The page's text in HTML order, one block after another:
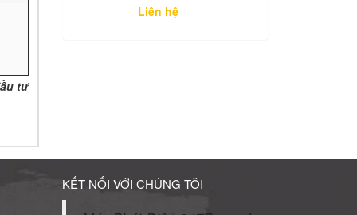
tư
Liên hệ
KẾT NỐI VỚI CHÚNG TÔI